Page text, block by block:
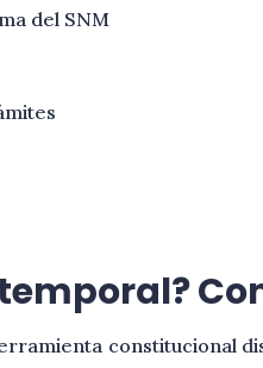
del SNM
constitucional